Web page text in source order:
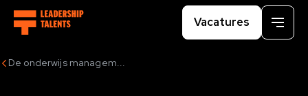
Vacatures
Menu
De onderwijs managem...